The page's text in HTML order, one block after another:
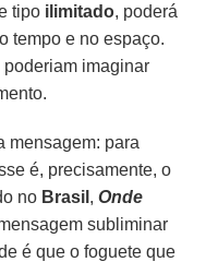
tipo ilimitado, poderá
tempo e no espaço.
poderiam imaginar
mensagem: para
é, precisamente, o
no Brasil ,Onde
subliminar
é que o foguete que